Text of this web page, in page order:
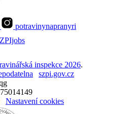
potravinynapranyri
inspekce 2026.
szpi.gov.cz
Nastavení cookies